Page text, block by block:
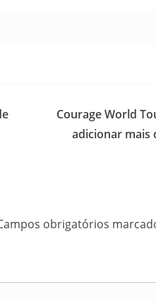
Courage World
adicionar mais
obrigatórios